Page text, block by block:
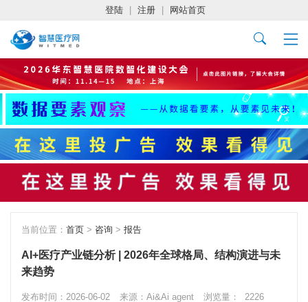
登陆 注册 网站首页
当前位置： 首页 > 咨询 > 报告
AI+医疗产业链分析 | 2026年全球格局、结构演进与未
来趋势
发布时间：2026-06-02 来源：Ai&Ai agent 浏览量：
2226